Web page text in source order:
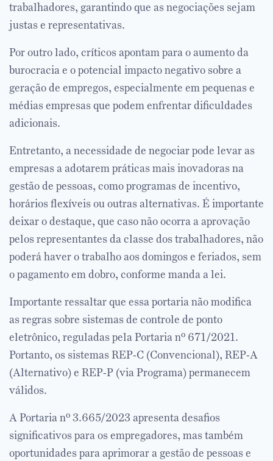
trabalhadores, garantindo que as negociações sejam
justas e representativas.
Por outro lado, críticos apontam para o aumento da
burocracia e o potencial impacto negativo sobre a
geração de empregos, especialmente em pequenas e
médias empresas que podem enfrentar dificuldades
adicionais.
Entretanto, a necessidade de negociar pode levar as
empresas a adotarem práticas mais inovadoras na
gestão de pessoas, como programas de incentivo,
horários flexíveis ou outras alternativas. É importante
deixar o destaque, que caso não ocorra a aprovação
pelos representantes da classe dos trabalhadores, não
poderá haver o trabalho aos domingos e feriados, sem
o pagamento em dobro, conforme manda a lei.
Importante ressaltar que essa portaria não modifica
as regras sobre sistemas de controle de ponto
eletrônico, reguladas pela Portaria nº 671/2021.
Portanto, os sistemas REP-C (Convencional), REP-A
(Alternativo) e REP-P (via Programa) permanecem
válidos.
A Portaria nº 3.665/2023 apresenta desafios
significativos para os empregadores, mas também
oportunidades para aprimorar a gestão de pessoas e